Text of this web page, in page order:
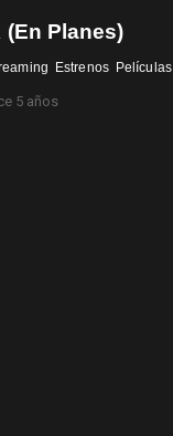
Estrenos Películas
(en Planes)
5 años